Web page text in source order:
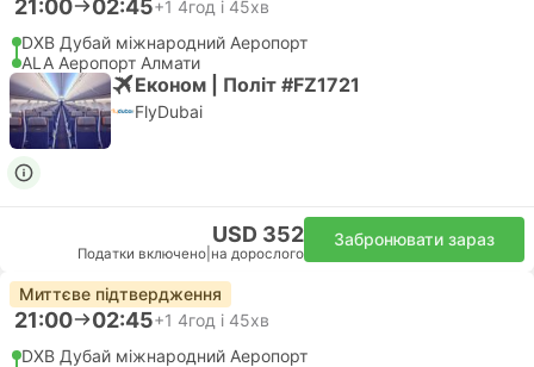
21:00 02:45+1 4год і 45хв
DXB Дубай міжнародний Аеропорт
ALA Аеропорт Алмати
Економ | Політ #FZ1721
FlyDubai
USD 352
Податки включено на дорослого
Забронювати зараз
Миттєве підтвердження
21:00 02:45+1 4год і 45хв
DXB Дубай міжнародний Аеропорт